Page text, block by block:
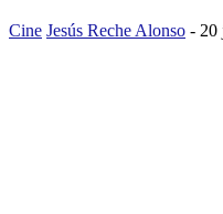
Cine Jesús Reche Alonso - 20